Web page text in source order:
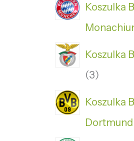
Koszulka
Koszulka
3
Koszulka